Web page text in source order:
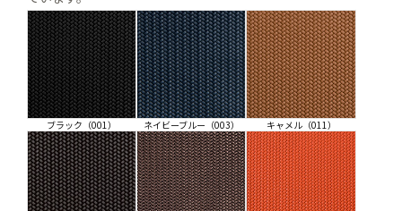
ブラック（001） ネイビーブルー（003） キャメル（011）